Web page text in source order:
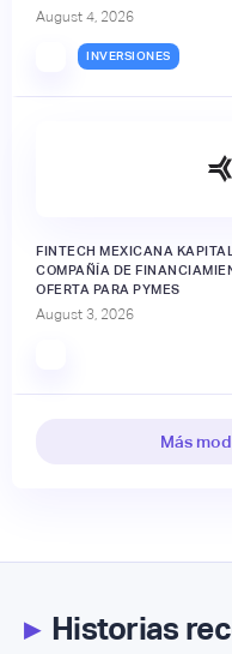
August 4, 2026
INVERSIONES
FINTECH MEXICANA
COMPAÑÍA DE
OFERTA PARA PYMES
August 3, 2026
Más
▸Historias